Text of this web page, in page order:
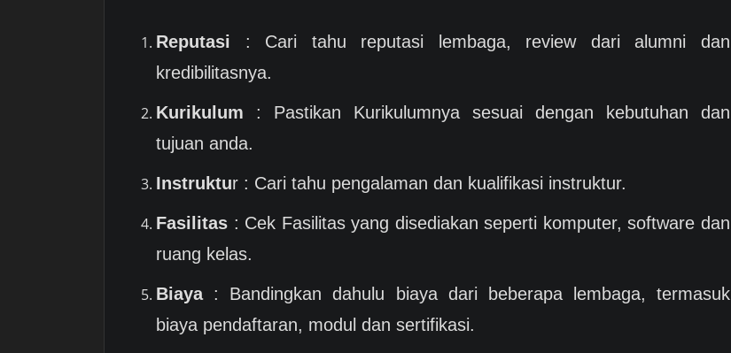
Reputasi : Cari tahu reputasi lembaga, review dari alumni dan
kredibilitasnya.
Kurikulum : Pastikan Kurikulumnya sesuai dengan kebutuhan dan
tujuan anda.
Instruktur : Cari tahu pengalaman dan kualifikasi instruktur.
Fasilitas : Cek Fasilitas yang disediakan seperti komputer, software dan
ruang kelas.
Biaya: Bandingkan dahulu biaya dari beberapa lembaga, termasuk
biaya pendaftaran, modul dan sertifikasi.